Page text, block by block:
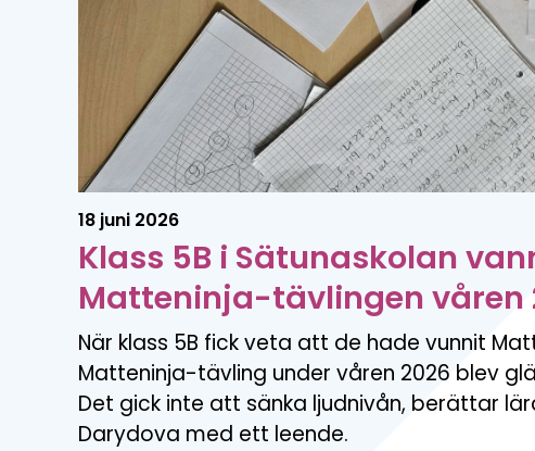
18 juni 2026
Klass 5B i Sätunaskolan
Matteninja-tävlingen våren
När klass 5B fick veta att de hade vunnit
Matteninja-tävling under våren 2026 blev
Det gick inte att sänka ljudnivån, berättar
Darydova med ett leende.